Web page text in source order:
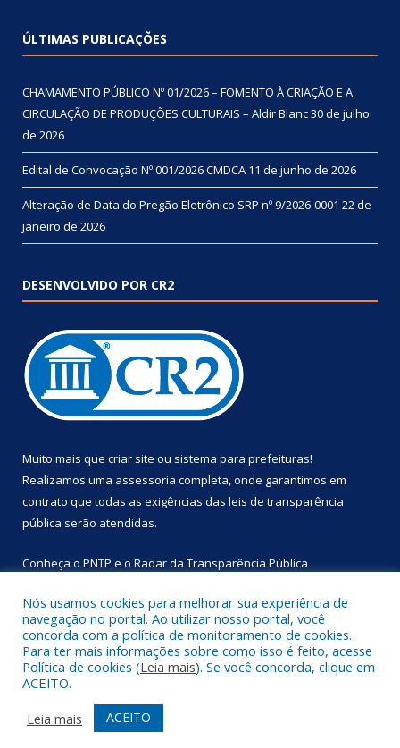
ÚLTIMAS PUBLICAÇÕES
CHAMAMENTO PÚBLICO Nº 01/2026 – FOMENTO À CRIAÇÃO E A
CIRCULAÇÃO DE PRODUÇÕES CULTURAIS – Aldir Blanc30 de julho
de 2026
Edital de Convocação Nº 001/2026 CMDCA 11 de junho de 2026
Alteração de Data do Pregão Eletrônico SRP nº 9/2026-0001 22 de
janeiro de 2026
DESENVOLVIDO POR CR2
Muito mais que criar site ou sistema para prefeituras!
Realizamos uma assessoria completa, onde garantimos em
contrato que todas as exigências das leis de transparência
pública serão atendidas.
Conheça o PNTP e o Radar da Transparência Pública
Todos os direitos reservados a Prefeitura Municipal de
Primavera.
Mapa do Site
Acessar Área Administrativa
Acessar Webmail
Nós usamos cookies para melhorar sua experiência de
navegação no portal. Ao utilizar nosso portal, você
concorda com a política de monitoramento de cookies.
Para ter mais informações sobre como isso é feito, acesse
Política de cookies (Leia mais). Se você concorda, clique em
ACEITO.
Leia mais
ACEITO